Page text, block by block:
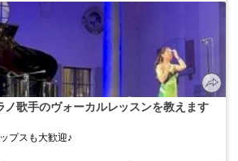
ノ歌手のヴォーカルレッスンを教えます
プスも大歓迎♪